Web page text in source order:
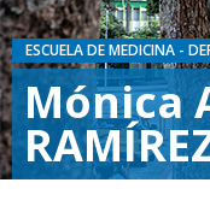
ESCUELA DE MEDICINA -
Mónica